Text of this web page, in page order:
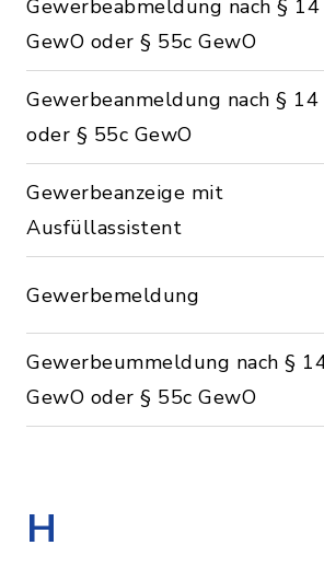
Gewerbeabmeldung nach § 14
GewO oder § 55c GewO
Gewerbeanmeldung nach § 14
oder § 55c GewO
Gewerbeanzeige mit
Ausfüllassistent
Gewerbemeldung
Gewerbeummeldung nach §
GewO oder § 55c GewO
H